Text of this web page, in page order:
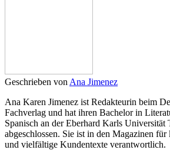
Geschrieben von Ana Jimenez
Ana Karen Jimenez ist Redakteurin beim
Fachverlag und hat ihren Bachelor in
Spanisch an der Eberhard Karls Universität
abgeschlossen. Sie ist in den Magazinen für
und vielfältige Kundentexte verantwortlich.